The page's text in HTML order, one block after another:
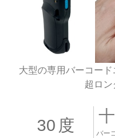
大型の専用バーコー
超ロ
30 度
バー